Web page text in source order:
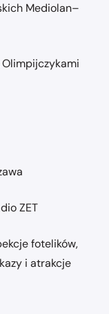
Mediolan–
ZET
fotelików,
i atrakcje